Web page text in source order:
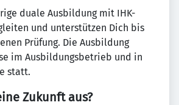
duale Ausbildung mit IHK-
und unterstützen Dich bis
Prüfung. Die Ausbildung
im Ausbildungsbetrieb und in
statt.
Zukunft aus?